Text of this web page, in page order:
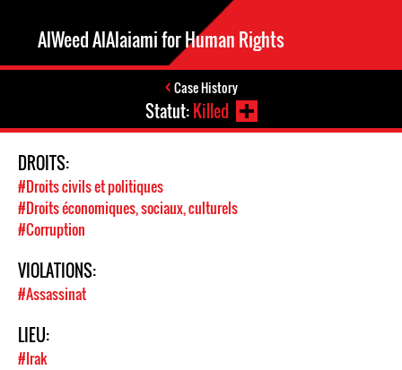
AlWeed AlAlaiami for Human Rights
Case History
Statut:Killed
DROITS:
#Droits civils et politiques
#Droits économiques, sociaux, culturels
#Corruption
VIOLATIONS:
#Assassinat
LIEU:
#Irak